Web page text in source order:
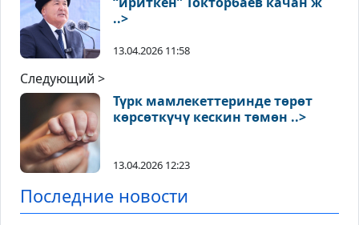
..>
13.04.2026 11:58
Следующий >
Түрк мамлекеттеринде төрөт
көрсөткүчү кескин төмөн ..>
13.04.2026 12:23
Последние новости